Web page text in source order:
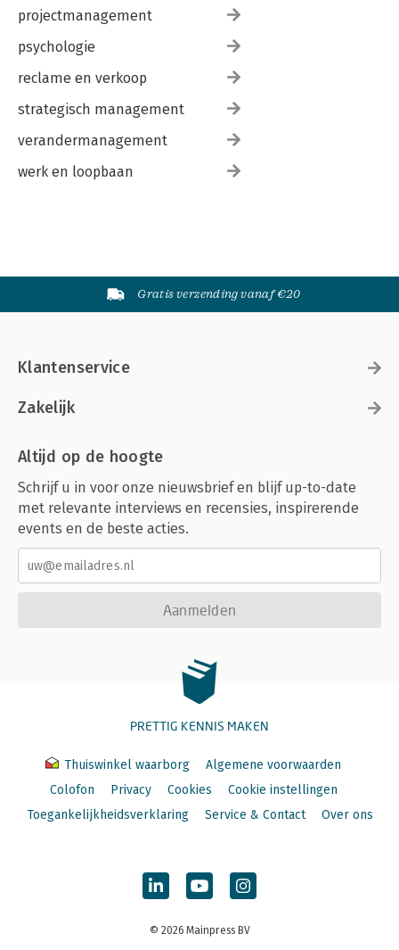
projectmanagement
psychologie
reclame en verkoop
strategisch management
verandermanagement
werk en loopbaan
Gratis verzending vanaf €20
Klantenservice
Zakelijk
Altijd op de hoogte
Schrijf u in voor onze nieuwsbrief en blijf up-to-date
met relevante interviews en recensies, inspirerende
events en de beste acties.
Aanmelden
PRETTIG KENNIS MAKEN
Thuiswinkel waarborg
Algemene voorwaarden
Colofon
Privacy Cookies
Cookie instellingen
Toegankelijkheidsverklaring
Service & Contact Over ons
© 2026 Mainpress BV